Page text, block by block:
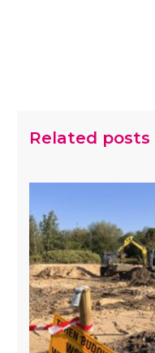
Related posts